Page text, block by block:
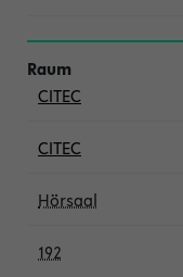
CITEC
CITEC
Hörsaal
192